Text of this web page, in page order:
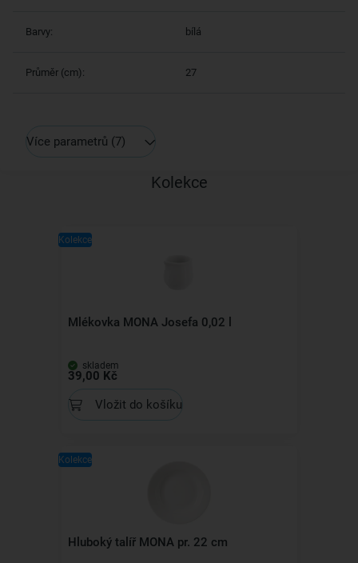
Barvy: bílá
Průměr (cm): 27
Více parametrů (7)
Kolekce
Kolekce
Mlékovka MONA Josefa 0,02 l
skladem
39,00 Kč
Vložit do košíku
Kolekce
Hluboký talíř MONA pr. 22 cm